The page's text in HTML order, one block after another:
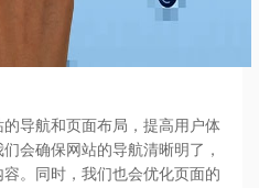
导航和页面布局，提高用户体
会确保网站的导航清晰明了，
。同时，我们也会优化页面的